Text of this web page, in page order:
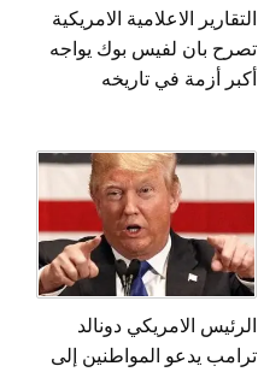
التقارير الاعلامية الامريكية
تصرح بان لفيس بوك يواجه
أكبر أزمة في تاريخه
الرئيس الامريكي دونالد
ترامب يدعو المواطنين إلى